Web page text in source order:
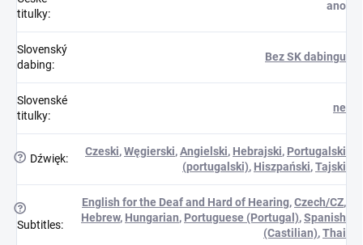
titulky:
ano
Slovenský
dabing:
Bez SK dabingu
Slovenské
titulky:
ne
? Dźwięk:
Czeski,Węgierski,Angielski, Hebrajski, Portugalski
(portugalski), Hiszpański,Tajski
?
Subtitles:
English for the Deaf and Hard of Hearing,Czech/CZ,
Hebrew, Hungarian, Portuguese (Portugal),Spanish
(Castilian),Thai